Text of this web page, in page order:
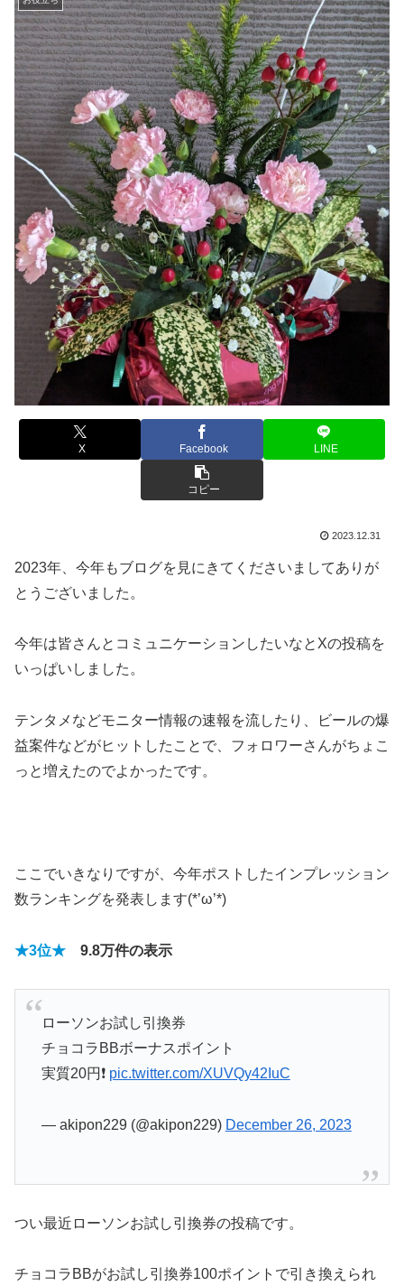
X Facebook LINE
コピー
2023.12.31
2023年、今年もブログを見にきてくださいましてありが
とうございました。
今年は皆さんとコミュニケーションしたいなとXの投稿を
いっぱいしました。
テンタメなどモニター情報の速報を流したり、ビールの爆
益案件などがヒットしたことで、フォロワーさんがちょこ
っと増えたのでよかったです。
ここでいきなりですが、今年ポストしたインプレッション
数ランキングを発表します(*’ω’*)
★3位★ 9.8万件の表示
ローソンお試し引換券
チョコラBBボーナスポイント
実質20円❗ pic.twitter.com/XUVQy42IuC
— akipon229 (@akipon229) December 26, 2023
つい最近ローソンお試し引換券の投稿です。
チョコラBBがお試し引換券100ポイントで引き換えられ